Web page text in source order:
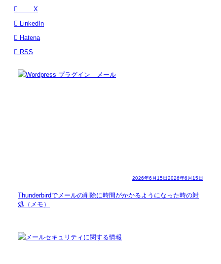
X
LinkedIn
Hatena
RSS
2026年6月15日2026年6月15日
Thunderbirdでメールの削除に時間がかかるようになった時の対
処（メモ）